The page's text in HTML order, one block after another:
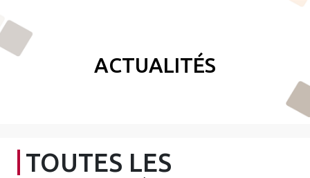
Actualités
TOUTES LES